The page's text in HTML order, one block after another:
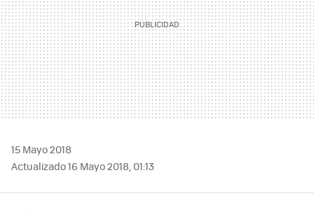
15 Mayo 2018
Actualizado 16 Mayo 2018, 01:13